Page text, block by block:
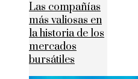
Las compañías
más valiosas en
la historia de los
mercados
bursátiles